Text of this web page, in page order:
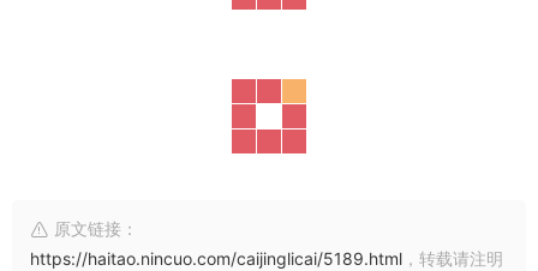
原文链接：
https://haitao.nincuo.com/caijinglicai/5189.html ，转载请注明